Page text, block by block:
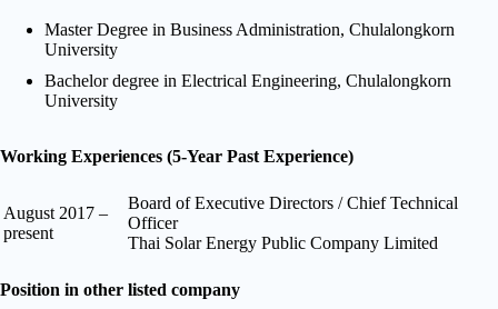
Master Degree in Business Administration, Chulalongkorn
University
Bachelor degree in Electrical Engineering, Chulalongkorn
University
Working Experiences (5-Year Past Experience)
August 2017 –
present
Board of Executive Directors / Chief Technical
Officer
Thai Solar Energy Public Company Limited
Position in other listed company